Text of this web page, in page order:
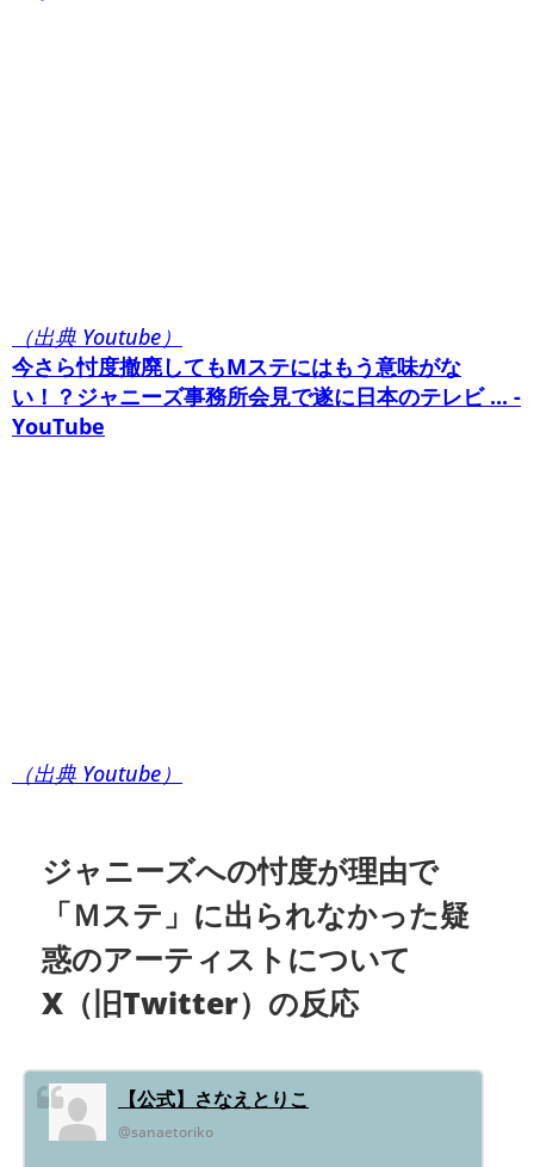
（出典 Youtube）
今さら忖度撤廃してもMステにはもう意味がな
い！？ジャニーズ事務所会見で遂に日本のテレビ ... -
YouTube
（出典 Youtube）
ジャニーズへの忖度が理由で
「Ｍステ」に出られなかった疑
惑のアーティストについて
X（旧Twitter）の反応
【公式】さなえとりこ
@sanaetoriko